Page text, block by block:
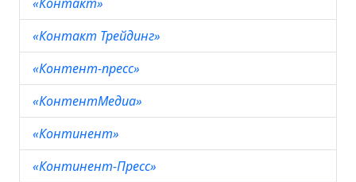
«Контакт Трейдинг»
«Контент-пресс»
«КонтентМедиа»
«Континент»
«Континент-Пресс»